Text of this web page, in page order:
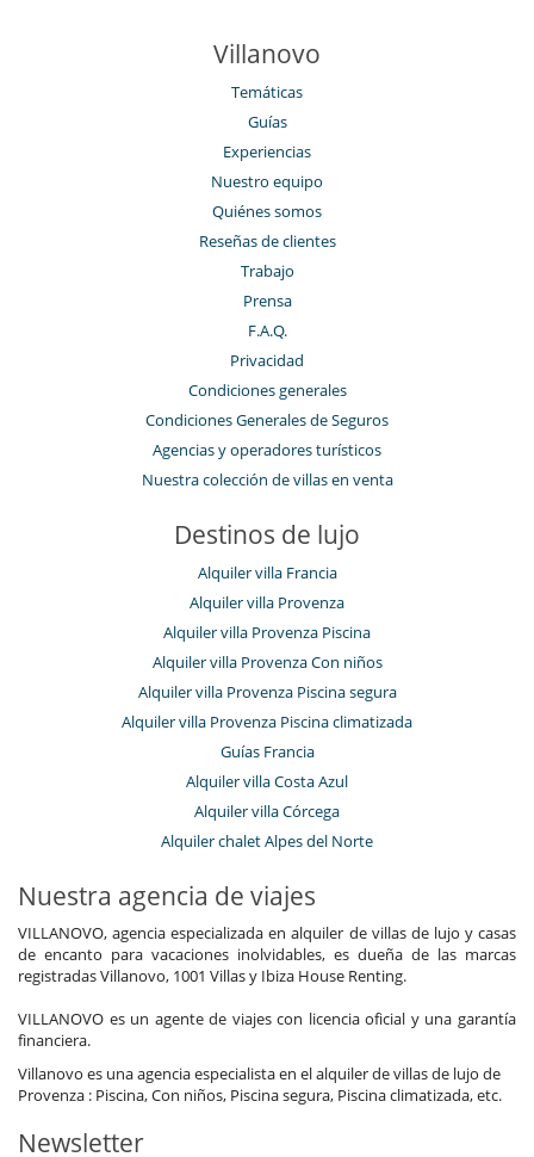
Villanovo
Temáticas
Guías
Experiencias
Nuestro equipo
Quiénes somos
Reseñas de clientes
Trabajo
Prensa
F.A.Q.
Privacidad
Condiciones generales
Condiciones Generales de Seguros
Agencias y operadores turísticos
Nuestra colección de villas en venta
Destinos de lujo
Alquiler villa Francia
Alquiler villa Provenza
Alquiler villa Provenza Piscina
Alquiler villa Provenza Con niños
Alquiler villa Provenza Piscina segura
Alquiler villa Provenza Piscina climatizada
Guías Francia
Alquiler villa Costa Azul
Alquiler villa Córcega
Alquiler chalet Alpes del Norte
Nuestra agencia de viajes
VILLANOVO, agencia especializada en alquiler de villas de lujo y casas
de encanto para vacaciones inolvidables, es dueña de las marcas
registradas Villanovo, 1001 Villas y Ibiza House Renting.
VILLANOVO es un agente de viajes con licencia oficial y una garantía
financiera.
Villanovo es una agencia especialista en el alquiler de villas de lujo de
Provenza : Piscina, Con niños, Piscina segura, Piscina climatizada, etc.
Newsletter